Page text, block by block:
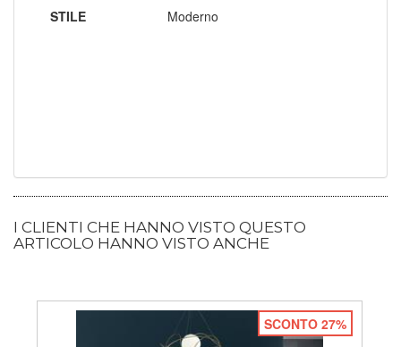
STILE
Moderno
I CLIENTI CHE HANNO VISTO QUESTO
ARTICOLO HANNO VISTO ANCHE
SCONTO 27%